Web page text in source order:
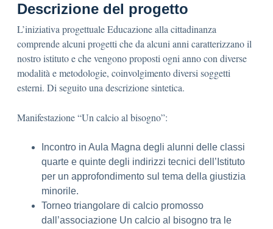
Descrizione del progetto
L’iniziativa progettuale Educazione alla cittadinanza
comprende alcuni progetti che da alcuni anni caratterizzano il
nostro istituto e che vengono proposti ogni anno con diverse
modalità e metodologie, coinvolgimento diversi soggetti
esterni. Di seguito una descrizione sintetica.
Manifestazione “Un calcio al bisogno”:
Incontro in Aula Magna degli alunni delle classi
quarte e quinte degli indirizzi tecnici dell’Istituto
per un approfondimento sul tema della giustizia
minorile.
Torneo triangolare di calcio promosso
dall’associazione Un calcio al bisogno tra le